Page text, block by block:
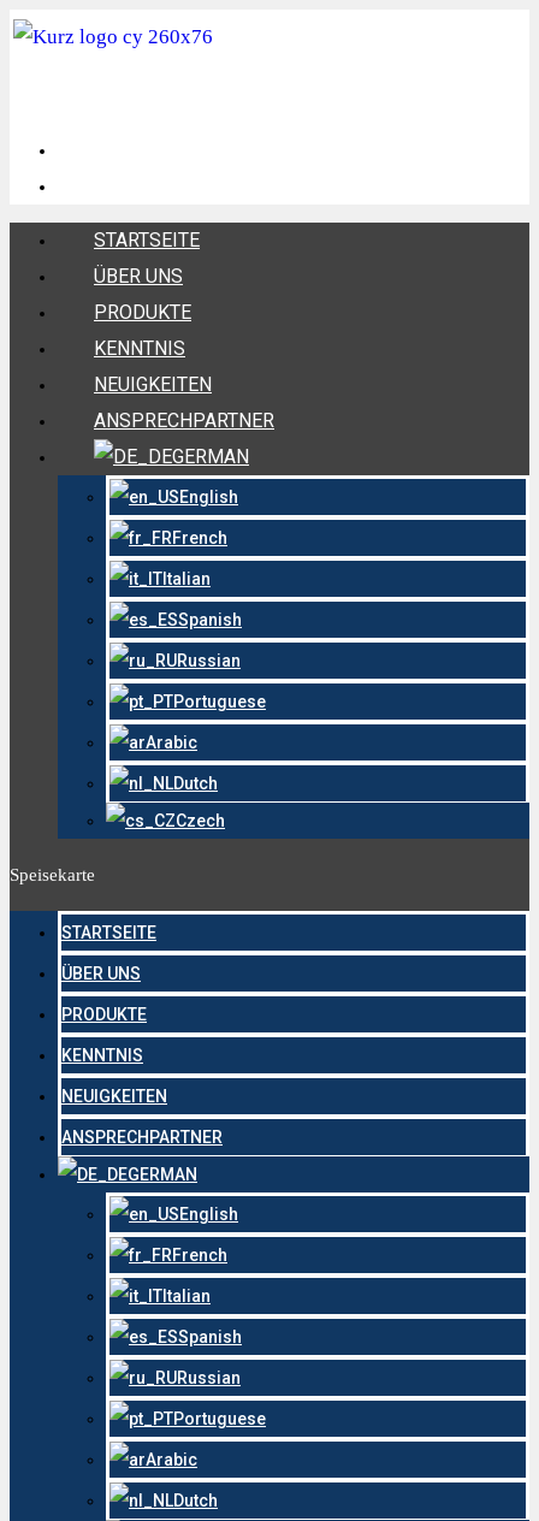
STARTSEITE
ÜBER UNS
PRODUKTE
KENNTNIS
NEUIGKEITEN
ANSPRECHPARTNER
GERMAN
English
French
Italian
Spanish
Russian
Portuguese
Arabic
Dutch
Czech
Speisekarte
STARTSEITE
ÜBER UNS
PRODUKTE
KENNTNIS
NEUIGKEITEN
ANSPRECHPARTNER
GERMAN
English
French
Italian
Spanish
Russian
Portuguese
Arabic
Dutch